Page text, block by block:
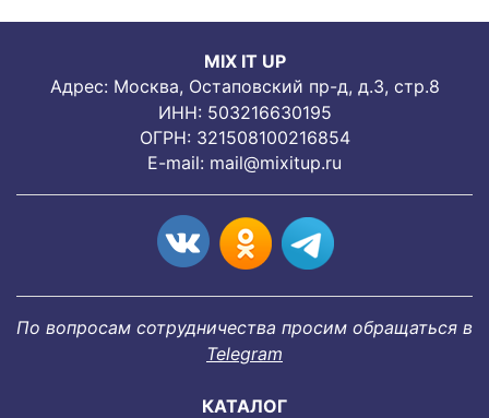
MIX IT UP
Адрес: Москва, Остаповский пр-д, д.3, стр.8
ИНН: 503216630195
ОГРН: 321508100216854
E-mail: mail@mixitup.ru
По вопросам сотрудничества просим обращаться в
Telegram
КАТАЛОГ